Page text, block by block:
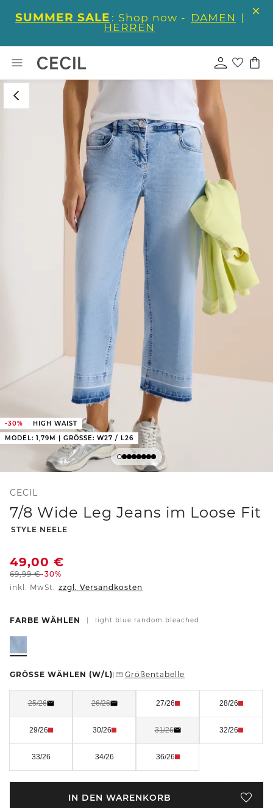
SUMMER SALE : Shop now - DAMEN |
HERREN
-30%
HIGH WAIST
MODEL: 1,79M | GRÖSSE: W27 / L26
CECIL
7/8 Wide Leg Jeans im Loose Fit
-
STYLE NEELE
49,00 €
69,99€-30%
inkl. MwSt. zzgl. Versandkosten
FARBE WÄHLEN light blue random bleached
GRÖSSE WÄHLEN (W/L) Größentabelle
25/26 26/26 27/26 28/26
29/26 30/26 31/26 32/26
33/26 34/26 36/26
IN DEN WARENKORB